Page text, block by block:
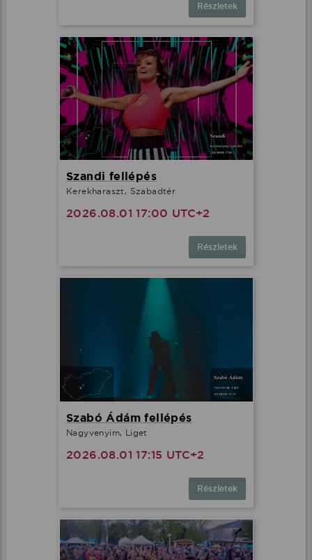
Részletek
Szandi fellépés
Kerekharaszt, Szabadtér
2026.08.01 17:00 UTC+2
Részletek
Szabó Ádám fellépés
Nagyvenyim, Liget
2026.08.01 17:15 UTC+2
Részletek